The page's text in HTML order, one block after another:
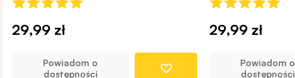
29,99 zł
Powiadom o
dostępności
29,99 zł
Powiadom o
dostępności